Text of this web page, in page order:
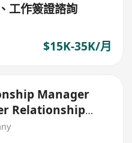
工作簽證諮詢
$15K-35K/月
Manager
Relationship